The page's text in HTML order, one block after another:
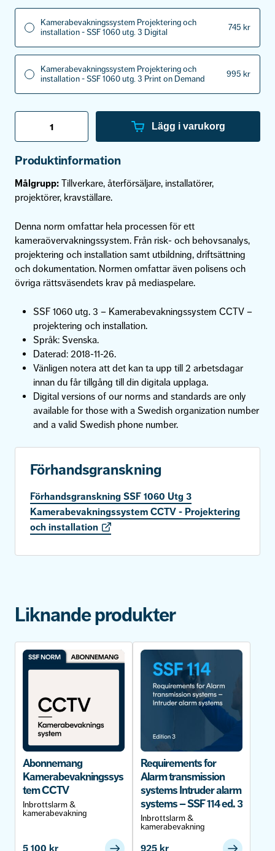
Kamerabevakningssystem Projektering och
installation - SSF 1060 utg. 3 Digital
745 kr
Kamerabevakningssystem Projektering och
installation - SSF 1060 utg. 3 Print on Demand
995 kr
Kamerabevakningssystem
och
installation
-
1060
utg.
3
Lägg i varukorg
Produktinformation
Målgrupp: Tillverkare, återförsäljare, installatörer,
projektörer, kravställare.
Denna norm omfattar hela processen för ett
kameraövervakningssystem. Från risk- och behovsanalys,
projektering och installation samt utbildning, driftsättning
och dokumentation. Normen omfattar även polisens och
övriga rättsväsendets krav på mediaspelare.
SSF 1060 utg. 3 – Kamerabevakningssystem CCTV –
projektering och installation.
Språk: Svenska.
Daterad: 2018-11-26.
Vänligen notera att det kan ta upp till 2 arbetsdagar
innan du får tillgång till din digitala upplaga.
Digital versions of our norms and standards are only
available for those with a Swedish organization number
and a valid Swedish phone number.
Förhandsgranskning
Förhandsgranskning SSF 1060 Utg 3
Kamerabevakningssystem CCTV - Projektering
och installation
Liknande produkter
Abonnemang
Kamerabevakningssys
tem CCTV
Inbrottslarm &
kamerabevakning
5 100 kr
Requirements for
Alarm transmission
systems Intruder alarm
systems – SSF 114 ed. 3
Inbrottslarm &
kamerabevakning
925 kr